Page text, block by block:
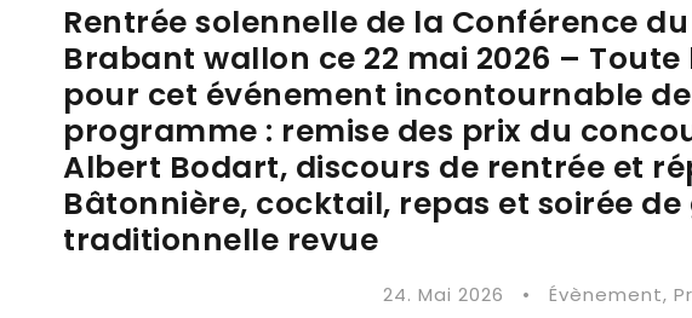
Rentrée solennelle de la Conférence
Brabant wallon ce 22 mai 2026 –
pour cet événement incontournable
programme : remise des prix du
Albert Bodart, discours de rentrée et
Bâtonnière, cocktail, repas et soirée
traditionnelle revue
24. Mai 2026 • Évènement,